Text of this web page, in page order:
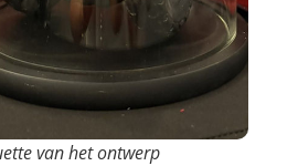
van het ontwerp